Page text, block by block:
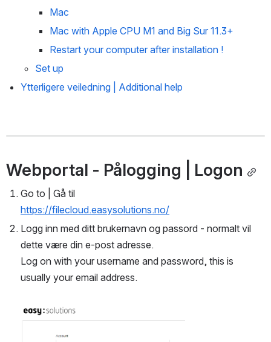
Mac
Mac with Apple CPU M1 and Big Sur 11.3+
Restart your computer after installation !
Set up
Ytterligere veiledning | Additional help
Webportal - Pålogging | Logon
Go to | Gå til
https://filecloud.easysolutions.no/
Logg inn med ditt brukernavn og passord - normalt vil
dette være din e-post adresse.
Log on with your username and password, this is
usually your email address.
Open